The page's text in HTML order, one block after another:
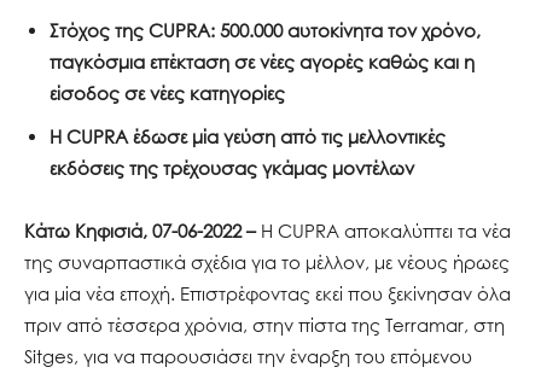
Στόχος της CUPRA: 500.000 αυτοκίνητα τον χρόνο,
παγκόσμια επέκταση σε νέες αγορές καθώς και η
είσοδος σε νέες κατηγορίες
Η CUPRA έδωσε μία γεύση από τις μελλοντικές
εκδόσεις της τρέχουσας γκάμας μοντέλων
Κάτω Κηφισιά, 07-06-2022 –Η CUPRA αποκαλύπτει τα νέα
της συναρπαστικά σχέδια για το μέλλον, με νέους ήρωες
για μία νέα εποχή. Επιστρέφοντας εκεί που ξεκίνησαν όλα
πριν από τέσσερα χρόνια, στην πίστα της Terramar, στη
Sitges, για να παρουσιάσει την έναρξη του επόμενου